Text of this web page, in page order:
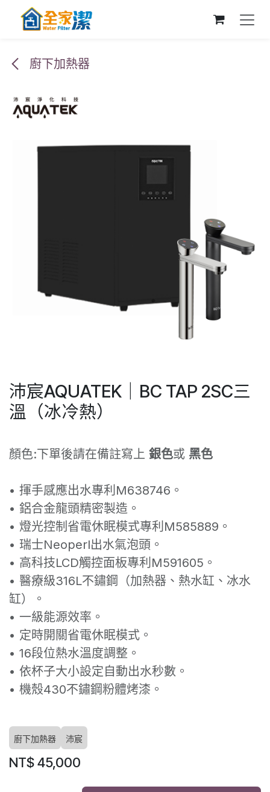
跳至內容
廚下加熱器
沛宸AQUATEK｜BC TAP 2SC三
溫（冰冷熱）
顏色:下單後請在備註寫上 銀色或 黑色
• 揮手感應出水專利M638746。
• 鋁合金龍頭精密製造。
• 燈光控制省電休眠模式專利M585889。
• 瑞士Neoperl出水氣泡頭。
• 高科技LCD觸控面板專利M591605。
• 醫療級316L不鏽鋼（加熱器、熱水缸、冰水
缸）。
• 一級能源效率。
• 定時開關省電休眠模式。
• 16段位熱水溫度調整。
• 依杯子大小設定自動出水秒數。
• 機殼430不鏽鋼粉體烤漆。
廚下加熱器 沛宸
NT$45,000